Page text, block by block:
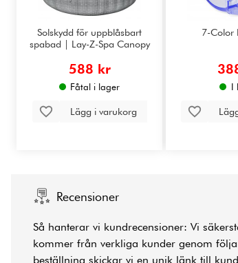
Solskydd för uppblåsbart
spabad | Lay-Z-Spa Canopy
588 kr
Fåtal i lager
Lägg i varukorg
7-Color
I
Recensioner
Så hanterar vi kundrecensioner: Vi
kommer från verkliga kunder genom
beställning skickar vi en unik länk till